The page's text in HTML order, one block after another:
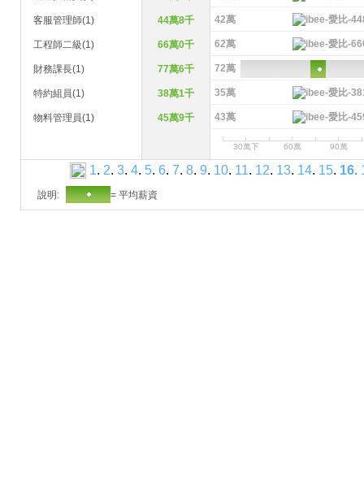
客服管理師(1) 44萬8千 42萬
工程師二級(1) 66萬0千 62萬
財務課長(1) 77萬6千 72萬
特約組員(1) 38萬1千 35萬
物料管理員(1) 45萬9千 43萬
30萬下 60萬 90萬
1. 2. 3. 4. 5. 6. 7. 8. 9. 10. 11. 12. 13. 14. 15. 16.
說明: = 平均薪資